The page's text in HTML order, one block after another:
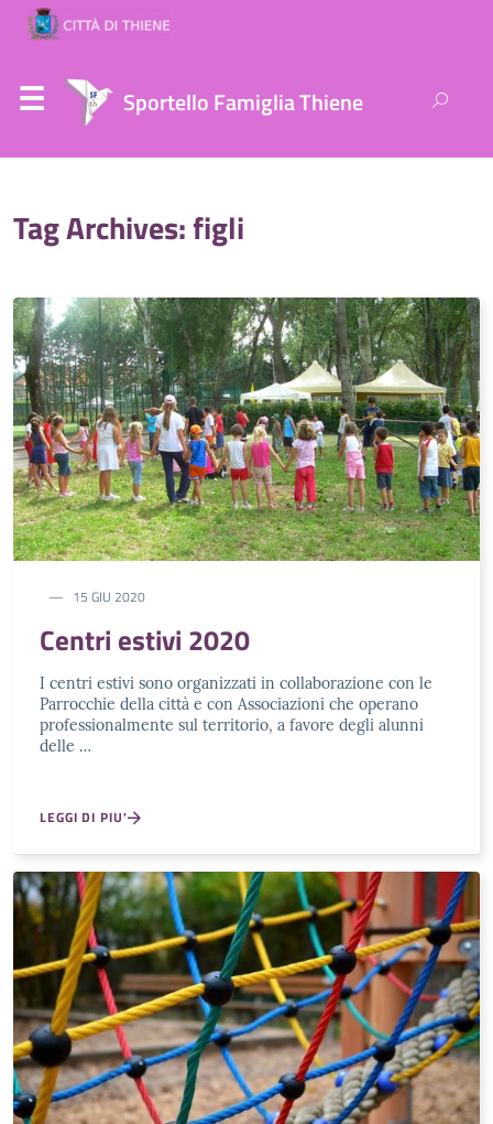
Sportello Famiglia Thiene
per:
Tag Archives: figli
15 GIU 2020
Centri estivi 2020
I centri estivi sono organizzati in collaborazione con le
Parrocchie della città e con Associazioni che operano
professionalmente sul territorio, a favore degli alunni
delle …
LEGGI DI PIU'